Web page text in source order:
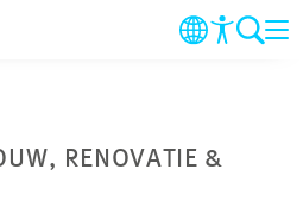
RENOVATIE &